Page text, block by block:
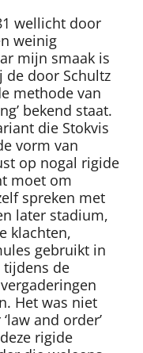
wellicht door
weinig
mijn smaak is
de door Schultz
methode van
bekend staat.
die Stokvis
vorm van
op nogal rigide
moet om
spreken met
later stadium,
klachten,
gebruikt in
tijdens de
Het was niet
and order’
rigide